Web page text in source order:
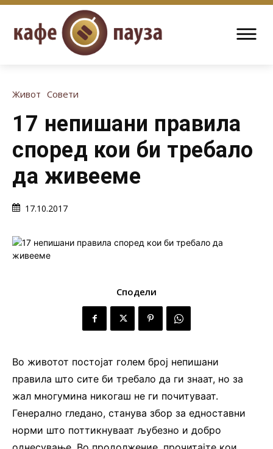
Живот Совети
17 непишани правила
според кои би требало
да живееме
17.10.2017
Сподели
Во животот постојат голем број непишани
правила што сите би требало да ги знаат, но за
жал многумина никогаш не ги почитуваат.
Генерално гледано, станува збор за едноставни
норми што поттикнуваат љубезно и добро